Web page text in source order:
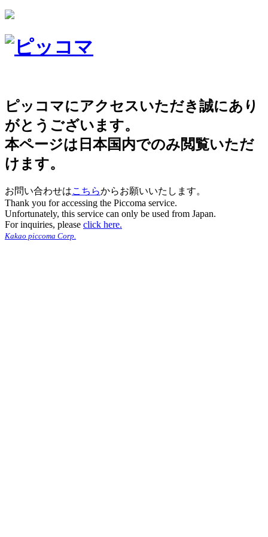
ピッコマにアクセスいただき誠にあり
がとうございます。
本ページは日本国内でのみ閲覧いただ
けます。
お問い合わせはこちらからお願いいたします。
Thank you for accessing the Piccoma service.
Unfortunately, this service can only be used from Japan.
For inquiries, please click here.
Kakao piccoma Corp.